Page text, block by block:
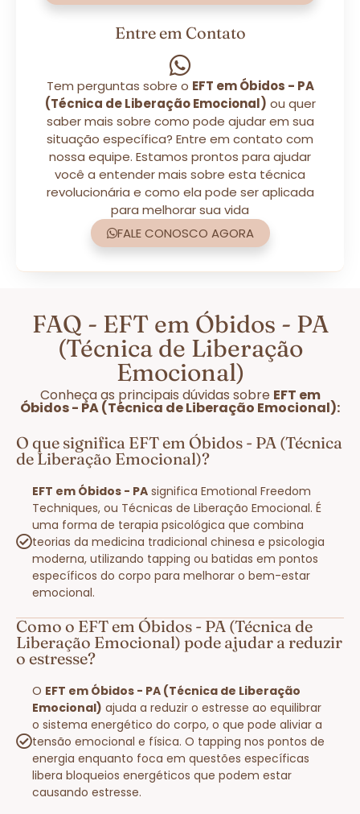
Entre em Contato
Tem perguntas sobre o EFT em Óbidos - PA
(Técnica de Liberação Emocional) ou quer
saber mais sobre como pode ajudar em sua
situação específica? Entre em contato com
nossa equipe. Estamos prontos para ajudar
você a entender mais sobre esta técnica
revolucionária e como ela pode ser aplicada
para melhorar sua vida
FALE CONOSCO AGORA
FAQ - EFT em Óbidos - PA
(Técnica de Liberação
Emocional)
Conheça as principais dúvidas sobre EFT em
Óbidos - PA (Técnica de Liberação Emocional):
O que significa EFT em Óbidos - PA (Técnica
de Liberação Emocional)?
EFT em Óbidos - PA significa Emotional Freedom
Techniques, ou Técnicas de Liberação Emocional. É
uma forma de terapia psicológica que combina
teorias da medicina tradicional chinesa e psicologia
moderna, utilizando tapping ou batidas em pontos
específicos do corpo para melhorar o bem-estar
emocional.
Como o EFT em Óbidos - PA (Técnica de
Liberação Emocional) pode ajudar a reduzir
o estresse?
O EFT em Óbidos - PA (Técnica de Liberação
Emocional) ajuda a reduzir o estresse ao equilibrar
o sistema energético do corpo, o que pode aliviar a
tensão emocional e física. O tapping nos pontos de
energia enquanto foca em questões específicas
libera bloqueios energéticos que podem estar
causando estresse.